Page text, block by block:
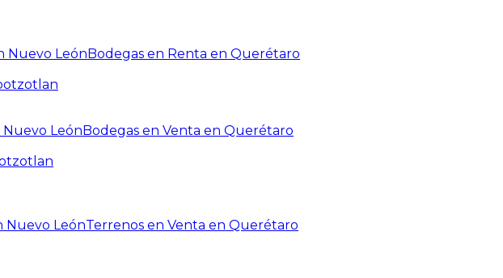
Nuevo LeónBodegas en Renta en Querétaro
Nuevo LeónBodegas en Venta en Querétaro
Nuevo LeónTerrenos en Venta en Querétaro